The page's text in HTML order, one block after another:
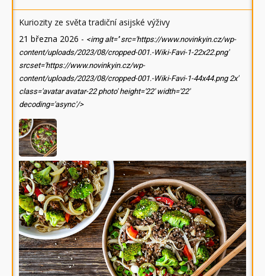
Kuriozity ze světa tradiční asijské výživy
21 března 2026 - <img alt='' src='https://www.novinkyin.cz/wp-
content/uploads/2023/08/cropped-001.-Wiki-Favi-1-22x22.png'
srcset='https://www.novinkyin.cz/wp-
content/uploads/2023/08/cropped-001.-Wiki-Favi-1-44x44.png 2x'
class='avatar avatar-22 photo' height='22' width='22'
decoding='async'/>